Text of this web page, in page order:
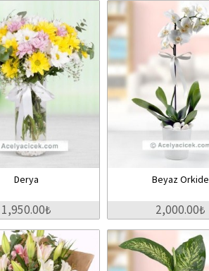
Derya
1,950.00₺
Beyaz Orkide
2,000.00₺